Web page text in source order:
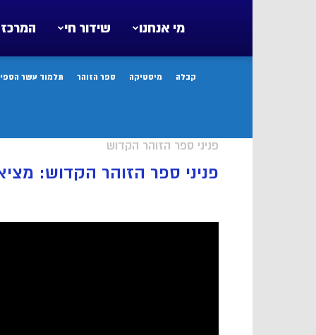
המרכז שידור חי מי אנחנו
קבלה מיסטיקה ספר הזוהר תלמוד עשר
פניני ספר הזוהר הקדוש
פניני ספר הזוהר הקדוש: